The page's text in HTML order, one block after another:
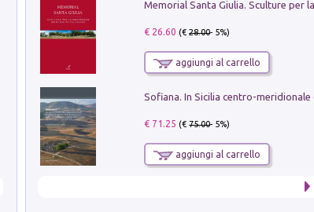
€ 26.60 (€28.00- 5%)
aggiungi al carrello
€ 71.25 (€75.00- 5%)
aggiungi al carrello